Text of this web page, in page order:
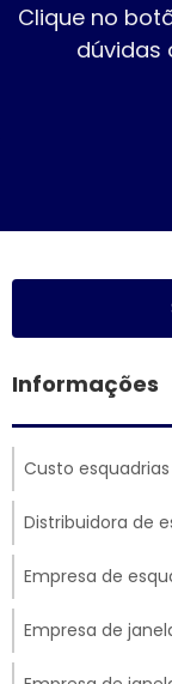
Clique no
dúvidas
Informações
Custo
Distribuidora de
Empresa de
Empresa de